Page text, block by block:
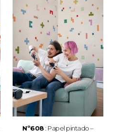
Nº608: Papel pintado –